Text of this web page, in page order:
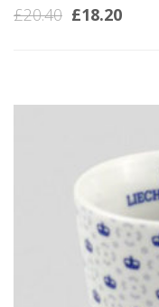
£20.40 £18.20